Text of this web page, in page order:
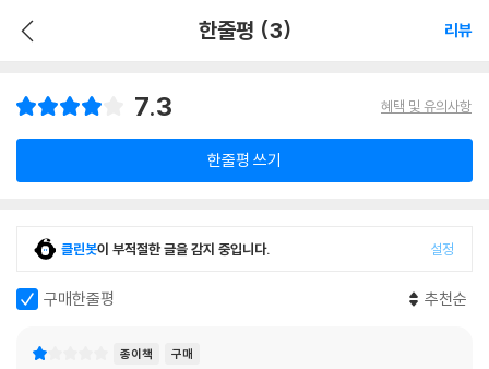
한줄평 (3) 리뷰
7.3 혜택 및 유의사항
한줄평 쓰기
클린봇이 부적절한 글을 감지 중입니다. 설정
구매한줄평 추천순
종이책 구매